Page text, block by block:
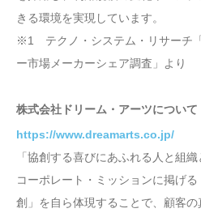
きる環境を実現しています。
※1 テクノ・システム・リサーチ
ー市場メーカーシェア調査」より
株式会社ドリーム・アーツについ
https://www.dreamarts.co.jp/
「協創する喜びにあふれる人と組
コーポレート・ミッションに掲げ
創」を自ら体現することで、顧客